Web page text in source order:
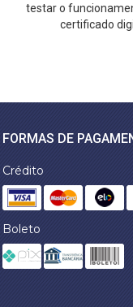
testar o
certificado
FORMAS DE
Crédito
Boleto